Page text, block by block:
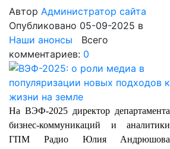
Автор Администратор сайта
Опубликовано 05-09-2025 в
Наши анонсы Всего
комментариев: 0
На ВЭФ-2025 директор департамента
бизнес-коммуникаций и аналитики
ГПМ Радио Юлия Андрюшова